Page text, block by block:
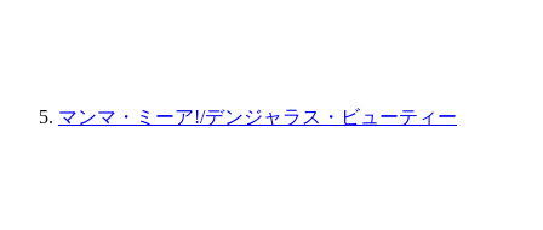
マンマ・ミーア!/デンジャラス・ビューティー